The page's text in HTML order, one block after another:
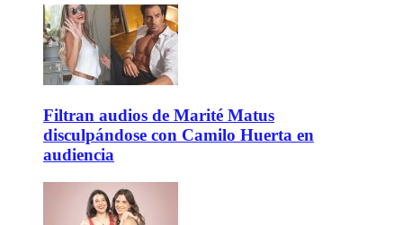
Filtran audios de Marité Matus
disculpándose con Camilo Huerta en
audiencia